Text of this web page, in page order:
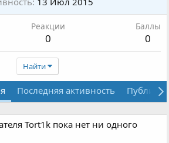
Реакции
0
Баллы
0
Найти
Последняя активность
Tort1k пока нет ни одного